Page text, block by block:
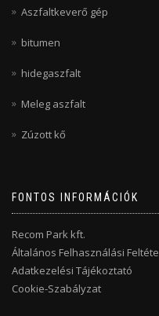
Aszfaltkeverő gép
bitumen
hidegaszfalt
Meleg aszfalt
Zúzott kő
FONTOS INFORMÁCIÓK
Recom Park kft.
Általános Felhasználási
Adatkezelési Tájékoztató
Cookie-Szabályzat